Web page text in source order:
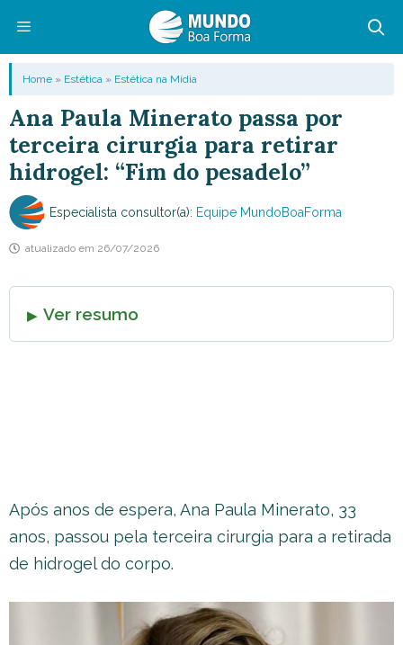
conteúdo
Menu
Home » Estética » Estética na Mídia
Ana Paula Minerato passa por
terceira cirurgia para retirar
hidrogel: “Fim do pesadelo”
Especialista consultor(a): Equipe MundoBoaForma
atualizado em 26/07/2026
Ver resumo
Após anos de espera, Ana Paula Minerato, 33
anos, passou pela terceira cirurgia para a retirada
de hidrogel do corpo.